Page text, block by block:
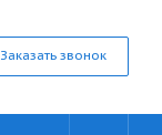
Заказать звонок